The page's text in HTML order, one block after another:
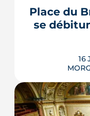
livraison, ces
s'encadrent
Place du
se
16